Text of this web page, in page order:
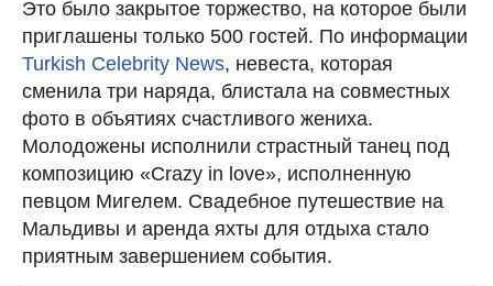
Это было закрытое торжество, на которое были
приглашены только 500 гостей. По информации
Turkish Celebrity News, невеста, которая
сменила три наряда, блистала на совместных
фото в объятиях счастливого жениха.
Молодожены исполнили страстный танец под
композицию «Crazy in love», исполненную
певцом Мигелем. Свадебное путешествие на
Мальдивы и аренда яхты для отдыха стало
приятным завершением события.